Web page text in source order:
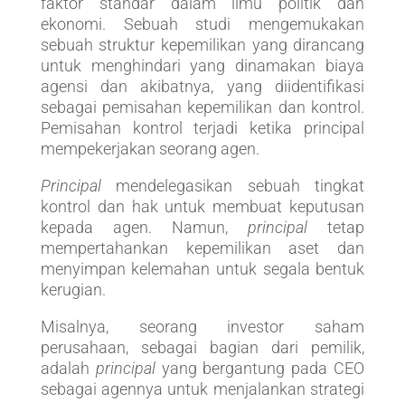
ekonomi. Sebuah studi mengemukakan
sebuah struktur kepemilikan yang dirancang
untuk menghindari yang dinamakan biaya
agensi dan akibatnya, yang diidentifikasi
sebagai pemisahan kepemilikan dan kontrol.
Pemisahan kontrol terjadi ketika principal
mempekerjakan seorang agen.
Principalmendelegasikan sebuah tingkat
kontrol dan hak untuk membuat keputusan
kepada agen. Namun,principal tetap
mempertahankan kepemilikan aset dan
menyimpan kelemahan untuk segala bentuk
kerugian.
Misalnya, seorang investor saham
perusahaan, sebagai bagian dari pemilik,
adalah principalyang bergantung pada CEO
sebagai agennya untuk menjalankan strategi